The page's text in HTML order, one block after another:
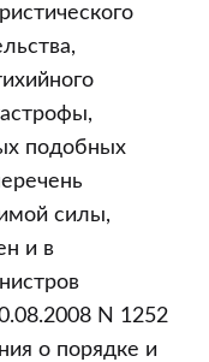
подобных
силы,
и в
N 1252
о порядке и